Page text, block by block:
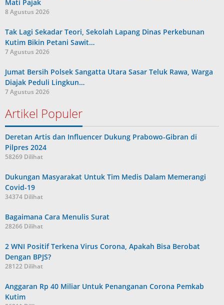
Mati Pajak
8 Agustus 2026
Tak Lagi Sekadar Teori, Sekolah Lapang Dinas Perkebunan
Kutim Bikin Petani Sawit…
7 Agustus 2026
Jumat Bersih Polsek Sangatta Utara Sasar Teluk Rawa, Warga
Diajak Peduli Lingkun…
7 Agustus 2026
Artikel Populer
Deretan Artis dan Influencer Dukung Prabowo-Gibran di
Pilpres 2024
58269 Dilihat
Dukungan Masyarakat Untuk Tim Medis Dalam Memerangi
Covid-19
34374 Dilihat
Bagaimana Cara Menulis Surat
28266 Dilihat
2 WNI Positif Terkena Virus Corona, Apakah Bisa Berobat
Dengan BPJS?
28122 Dilihat
Anggaran Rp 40 Miliar Untuk Penanganan Corona Pemkab
Kutim